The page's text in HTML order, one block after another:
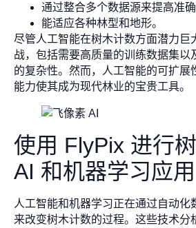
通过整合多个数据源来提高准确
能适应各种林型和地形。
尽管人工智能在树木计数方面潜力巨
战，包括需要高质量的训练数据集以
的复杂性。然而，人工智能的可扩展
能力使其成为现代林业的宝贵工具。
使用 FlyPix 进行
AI 和机器学习应用
人工智能和机器学习正在通过自动化
来改变树木计数的过程。这些技术分